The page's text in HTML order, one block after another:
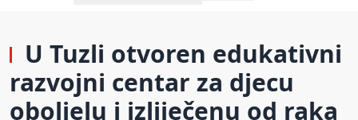
U Tuzli otvoren edukativni
razvojni centar za djecu
oboljelu i izliječenu od raka